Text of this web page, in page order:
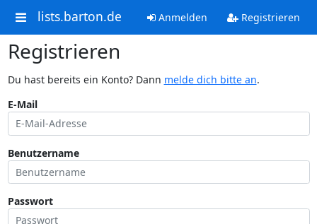
lists.barton.de Anmelden Registrieren
Registrieren
Du hast bereits ein Konto? Dann melde dich bitte an.
E-Mail
Benutzername
Passwort